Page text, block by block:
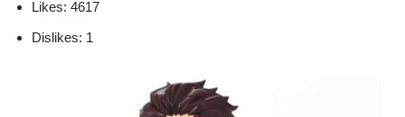
Likes: 4617
Dislikes: 1